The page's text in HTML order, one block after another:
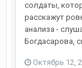
солдаты,
расскажут
анализа -
Богдасарова,
Октябрь 12,